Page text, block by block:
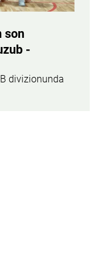
son
-
divizionunda